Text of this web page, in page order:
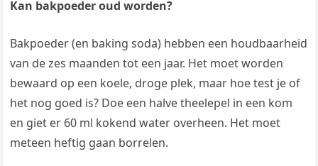
Kan bakpoeder oud worden?
Bakpoeder (en baking soda) hebben een houdbaarheid
van de zes maanden tot een jaar. Het moet worden
bewaard op een koele, droge plek, maar hoe test je of
het nog goed is? Doe een halve theelepel in een kom
en giet er 60 ml kokend water overheen. Het moet
meteen heftig gaan borrelen.